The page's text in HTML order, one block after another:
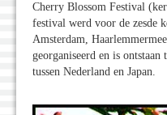
Cherry Blossom Festival
festival werd voor de zesde
Amsterdam,
georganiseerd en is
tussen Nederland en Japan.